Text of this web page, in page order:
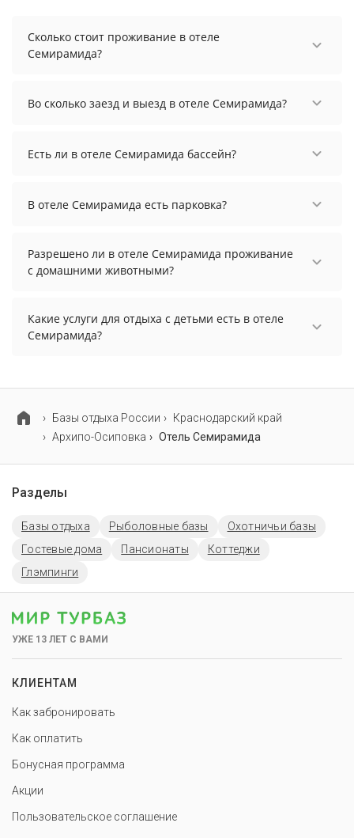
Сколько стоит проживание в отеле
Семирамида?
начинается от 7678 рублей. Чтобы увидеть
актуальные цены на проживание, выберите
Во сколько заезд и выезд в отеле Семирамида?
осуществить до 12:00.
Есть ли в отеле Семирамида бассейн?
В отеле Семирамида есть парковка?
информацию перед бронированием у
менеджера, возможно, услуга оплачивается
отдельно.
Разрешено ли в отеле Семирамида проживание
с домашними животными?
запрещено.
Какие услуги для отдыха с детьми есть в отеле
Семирамида?
Базы отдыха России
Краснодарский край
Архипо-Осиповка
Отель Семирамида
Разделы
Базы отдыха Рыболовные базы
Охотничьи базы
Гостевые дома
Пансионаты
Коттеджи
Глэмпинги
УЖЕ 13 ЛЕТ С ВАМИ
КЛИЕНТАМ
Как забронировать
Как оплатить
Бонусная программа
Акции
Пользовательское соглашение